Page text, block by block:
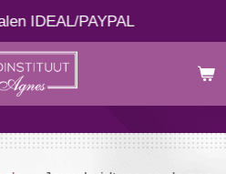
IDEAL/PAYPAL